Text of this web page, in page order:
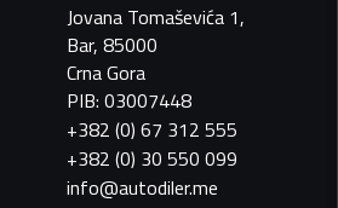
Jovana Tomaševića 1,
Bar, 85000
Crna Gora
PIB: 03007448
+382 (0) 67 312 555
+382 (0) 30 550 099
info@autodiler.me